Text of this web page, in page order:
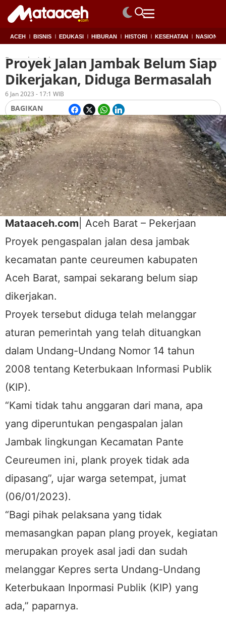
ACEH BISNIS EDUKASI HIBURAN HISTORI KESEHATAN NASIONAL
Beranda Aceh
Proyek Jalan Jambak Belum Siap
Dikerjakan, Diduga Bermasalah
OlehRedaksi
6 Jan 2023 - 17:1 WIB
BAGIKAN
Mataaceh.com | Aceh Barat – Pekerjaan
Proyek pengaspalan jalan desa jambak
kecamatan pante ceureumen kabupaten
Aceh Barat, sampai sekarang belum siap
dikerjakan.
Proyek tersebut diduga telah melanggar
aturan pemerintah yang telah dituangkan
dalam Undang-Undang Nomor 14 tahun
2008 tentang Keterbukaan Informasi Publik
(KIP).
“Kami tidak tahu anggaran dari mana, apa
yang diperuntukan pengaspalan jalan
Jambak lingkungan Kecamatan Pante
Ceureumen ini, plank proyek tidak ada
dipasang”, ujar warga setempat, jumat
(06/01/2023).
“Bagi pihak pelaksana yang tidak
memasangkan papan plang proyek, kegiatan
merupakan proyek asal jadi dan sudah
melanggar Kepres serta Undang-Undang
Keterbukaan Inpormasi Publik (KIP) yang
ada,” paparnya.